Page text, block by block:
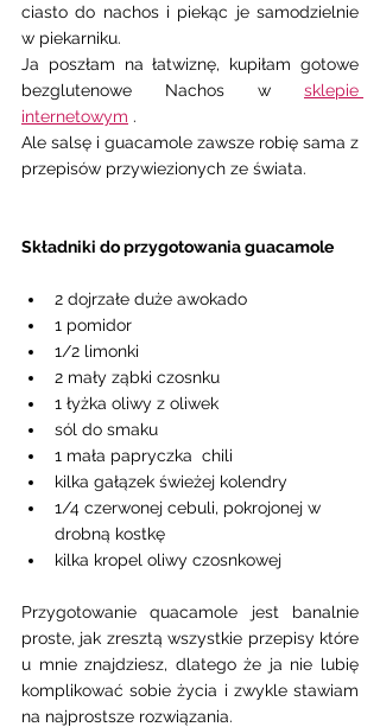
ciasto do nachos i piekąc je samodzielnie
w piekarniku.
Ja poszłam na łatwiznę, kupiłam gotowe
bezglutenowe Nachos w sklepie
internetowym .
Ale salsę i guacamole zawsze robię sama z
przepisów przywiezionych ze świata.
Składniki do przygotowania guacamole
2 dojrzałe duże awokado
1 pomidor
1/2 limonki
2 mały ząbki czosnku
1 łyżka oliwy z oliwek
sól do smaku
1 mała papryczka  chili
kilka gałązek świeżej kolendry
1/4 czerwonej cebuli, pokrojonej w
drobną kostkę
kilka kropel oliwy czosnkowej
Przygotowanie quacamole jest banalnie
proste, jak zresztą wszystkie przepisy które
u mnie znajdziesz, dlatego że ja nie lubię
komplikować sobie życia i zwykle stawiam
na najprostsze rozwiązania.